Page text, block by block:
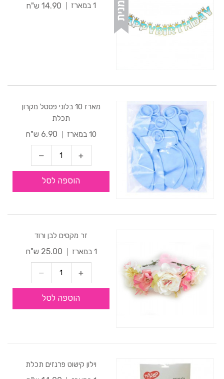
1 במארז
14.90 ש"ח
מארז 10 בלוני פסטל מקרון
תכלת
10 במארז
6.90 ש"ח
הוספה לסל
זר מקסים לבן ורוד
1 במארז
25.00 ש"ח
הוספה לסל
וילון קישוט פרנזים תכלת